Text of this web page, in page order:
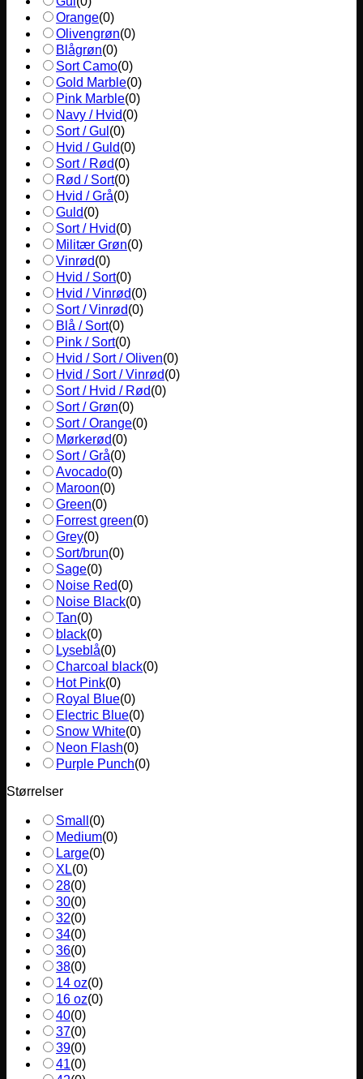
Orange(0)
Olivengrøn(0)
Blågrøn(0)
Sort Camo(0)
Gold Marble(0)
Pink Marble(0)
Navy / Hvid(0)
Sort / Gul (0)
Hvid / Guld(0)
Sort / Rød(0)
Rød / Sort(0)
Hvid / Grå(0)
Guld(0)
Sort / Hvid(0)
Militær Grøn(0)
Vinrød(0)
Hvid / Sort(0)
Hvid / Vinrød(0)
Sort / Vinrød(0)
Blå / Sort(0)
Pink / Sort(0)
Hvid / Sort / Oliven(0)
Hvid / Sort / Vinrød(0)
Sort / Hvid / Rød(0)
Sort / Grøn(0)
Sort / Orange(0)
Mørkerød(0)
Sort / Grå(0)
Avocado(0)
Maroon(0)
Green(0)
Forrest green(0)
Grey(0)
Sort/brun(0)
Sage(0)
Noise Red(0)
Noise Black(0)
Tan(0)
black(0)
Lyseblå(0)
Charcoal black(0)
Hot Pink(0)
Royal Blue(0)
Electric Blue(0)
Snow White(0)
Neon Flash(0)
Purple Punch(0)
Størrelser
Small (0)
Medium(0)
Large(0)
XL(0)
28(0)
30(0)
32(0)
34(0)
36(0)
38(0)
14 oz(0)
16 oz(0)
40(0)
37(0)
39(0)
41(0)